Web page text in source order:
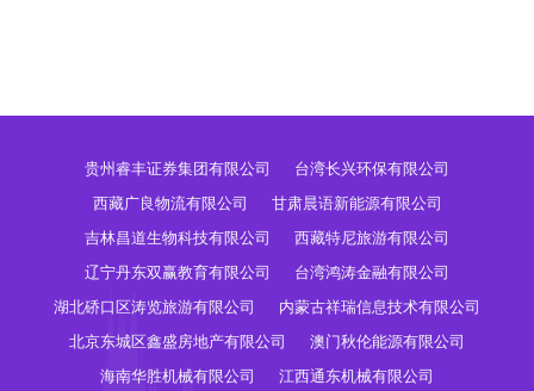
贵州睿丰证券集团有限公司
台湾长兴环保有限公司
西藏广良物流有限公司
甘肃晨语新能源有限公司
吉林昌道生物科技有限公司
西藏特尼旅游有限公司
辽宁丹东双赢教育有限公司
台湾鸿涛金融有限公司
湖北硚口区涛览旅游有限公司
内蒙古祥瑞信息技术有限公司
北京东城区鑫盛房地产有限公司
澳门秋伦能源有限公司
海南华胜机械有限公司
江西通东机械有限公司